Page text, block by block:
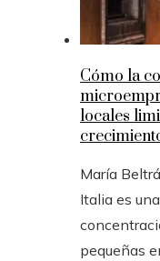
Cómo la
locales
María
Italia es
pequeñas